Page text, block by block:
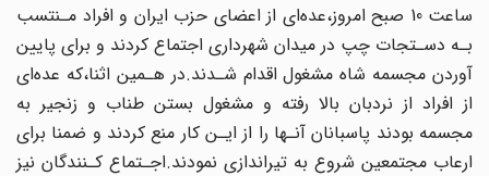
ساعت 10 صبح امروز،عده‌ای از‌ اعضای‌ حزب‌ ایران و افراد مـنتسب
بـه دسـتجات‌ چپ‌ در‌ میدان شهرداری اجتماع کردند و برای پایین
آوردن مجسمه شاه مشغول اقدام شـدند.در هـمین‌ اثنا،که عده‌ای
از افراد از نردبان‌ بالا‌ رفته‌ و مشغول بستن طناب و زنجیر به
مجسمه بودند پاسبانان‌‌ آنـها‌ را از ایـن کار منع کردند و ضمنا برای
ارعاب مجتمعین شروع به تیراندازی نمودند.اجـتماع کـنندگان نیز